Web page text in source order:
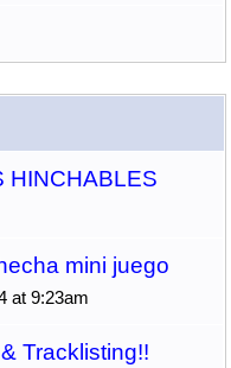
HINCHABLES
mini juego
at 9:23am
Tracklisting!!